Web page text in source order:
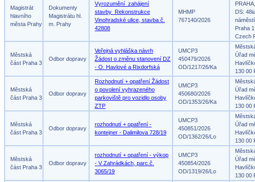
Magistrát
hlavního
města Prahy
Dokumenty
Magistrátu hl.
m. Prahy
Vyrozumění_zahájení
stavby_Rekonstrukce
Vinohradské ulice, stavba č.
42808
MHMP
767140/2026
DS:
Praha
Czech
Městská
část Praha 3
Odbor dopravy
Veřejná vyhláška návrh
Žádost o změnu stanovení DZ
- O. Havlové a Rixdorfská
UMCP3
450479/2026
OD/1217/26/Ka
Úřad
130 00
Městská
část Praha 3
Odbor dopravy
Rozhodnutí + opatření Žádost
o povolení vyhrazeného
parkoviště pro vozidlo osoby
ZTP
UMCP3
450680/2026
OD/1353/26/Ka
Úřad
130 00
Městská
část Praha 3
Odbor dopravy
rozhodnutí + opatření -
kontejner - Dalimilova 728/19
UMCP3
450851/2026
OD/1362/26/Lo
Úřad
130 00
Městská
část Praha 3
Odbor dopravy
rozhodnutí + opatření - výkop
- V Zahrádkách, parc.č.
3065/19
UMCP3
450854/2026
OD/1319/26/Lo
Úřad
130 00